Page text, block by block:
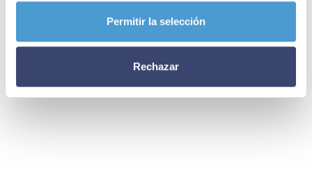
Permitir la selección
Rechazar